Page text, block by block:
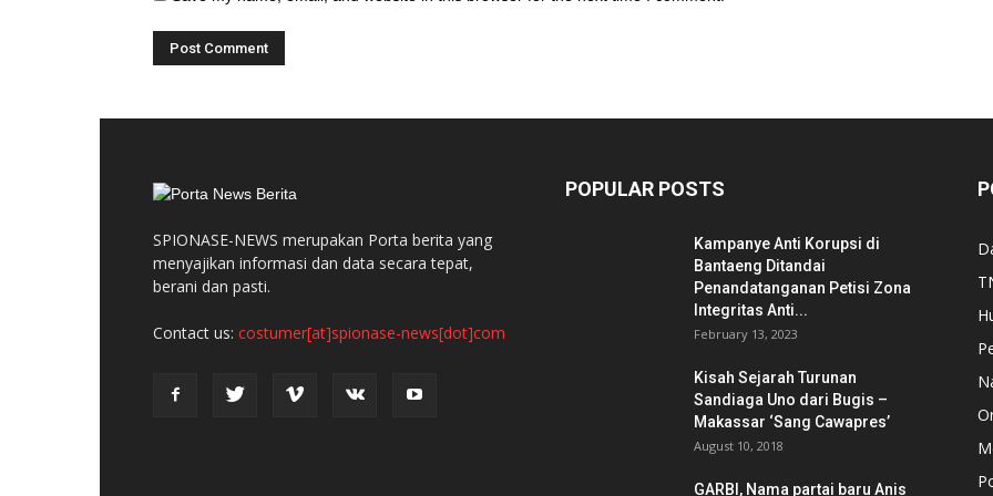
SPIONASE-NEWS merupakan Porta berita yang
menyajikan informasi dan data secara tepat,
berani dan pasti.
Contact us: costumer[at]spionase-news[dot]com
POPULAR POSTS
Kampanye Anti Korupsi di
Bantaeng Ditandai
Penandatanganan Petisi Zona
Integritas Anti...
February 13, 2023
Kisah Sejarah Turunan
Sandiaga Uno dari Bugis –
Makassar ‘Sang Cawapres’
August 10, 2018
GARBI, Nama partai baru Anis